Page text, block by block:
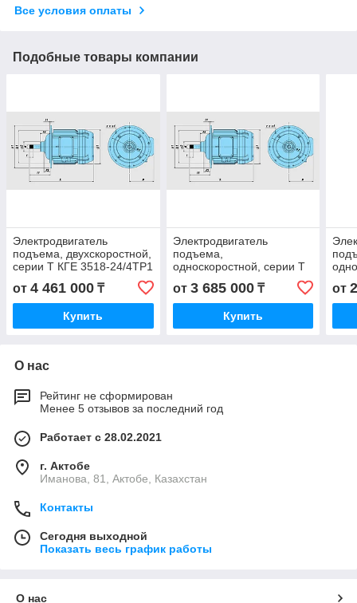
Все условия оплаты
Подобные товары компании
Электродвигатель
подъема, двухскоростной,
серии T КГЕ 3518-24/4ТР1
KGE 3518-24/4TP1 КГ
3518-24/4 ТР1 KG
от 4 461 000 ₸
Купить
Электродвигатель
подъема,
односкоростной, серии T
КГЕ 3517-6ТР1 KGE 3517-
6TP1 КГ 3517-6 ТР1 KG
3517-6 TP1
от 3 685 000₸
Купить
от
О нас
Рейтинг не сформирован
Менее 5 отзывов за последний год
Работает с 28.02.2021
г. Актобе
Иманова, 81, Актобе, Казахстан
Контакты
Сегодня выходной
Показать весь график работы
О нас